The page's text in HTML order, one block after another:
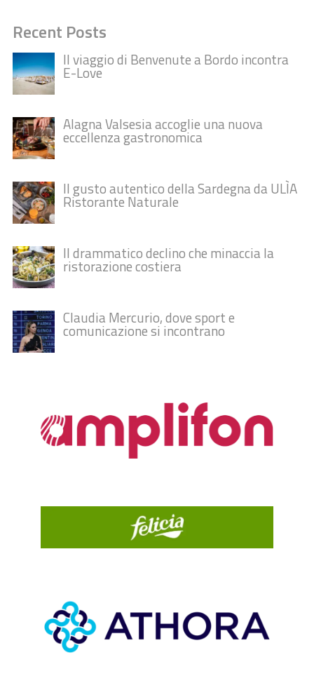
Recent Posts
Il viaggio di Benvenute a Bordo incontra
E-Love
Alagna Valsesia accoglie una nuova
eccellenza gastronomica
Il gusto autentico della Sardegna da ULÌA
Ristorante Naturale
Il drammatico declino che minaccia la
ristorazione costiera
Claudia Mercurio, dove sport e
comunicazione si incontrano